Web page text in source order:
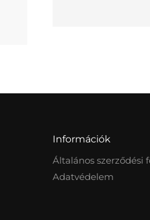
Információk
Általános szerződési
Adatvédelem